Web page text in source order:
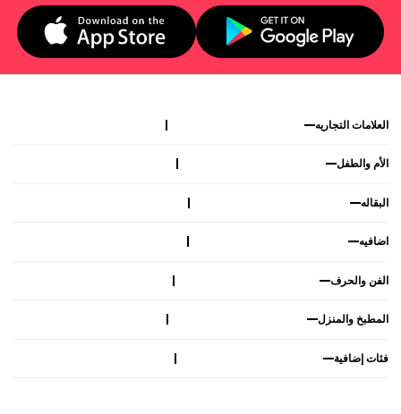
العلامات التجاريه
الأم والطفل
البقاله
اضافيه
الفن والحرف
المطبخ والمنزل
فئات إضافية